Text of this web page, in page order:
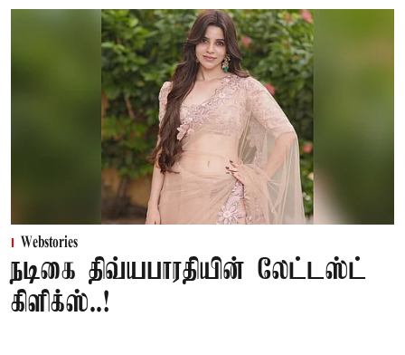
Webstories
நடிகை திவ்யபாரதியின் லேட்டஸ்ட்
கிளிக்ஸ்..!